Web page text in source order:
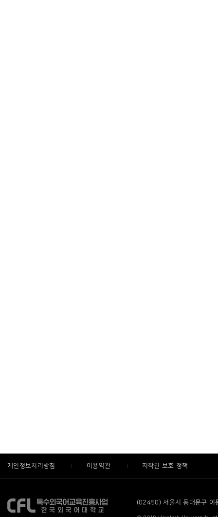
개인정보처리방침 이용약관 저작권 보호 정책
(02450) 서울시 동대문구